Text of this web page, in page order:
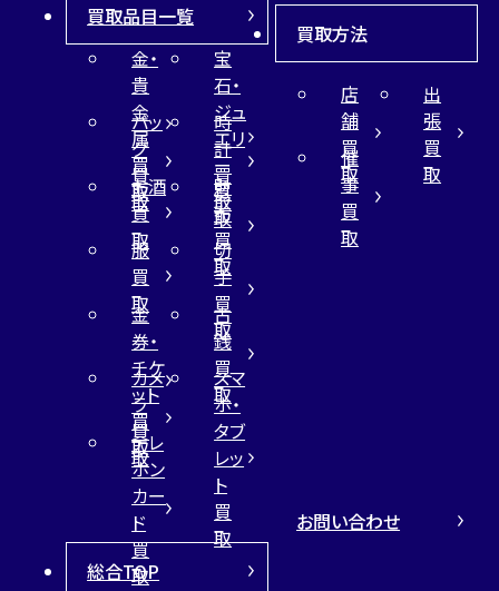
カンタン無料
最短1
今すぐ査定金額をお伝えいた
します
まずは お電話で
買取品目一覧
金・
貴
金
属
買
取
宝
石・
ジュ
エリ
ー
買
取
バッ
グ
買
取
時
計
買
取
お酒
買
取
財
布
買
取
服
買
取
切
手
買
取
金
券・
チケ
ット
買
取
古
銭
買
取
カメ
ラ
買
取
スマ
ホ・
タブ
レッ
ト
買
取
テレ
ホン
カー
ド
買
取
買取方法
店
舗
買
取
出
張
買
取
催
事
買
取
総合TOP
お問い合わせ